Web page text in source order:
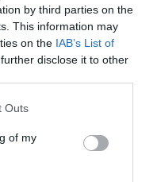
by third parties on the
This information may
on the IAB’s List of
disclose it to other
one or more Google
You may click to
its third-party tags to
in below Google
Outs
of my
imaju osjetljivu
veoma brzo razgrađuju
skuhane hrane s
ih ostavite na stolu,
varenje.